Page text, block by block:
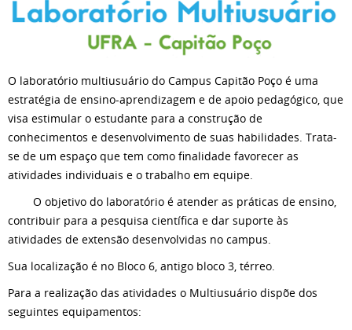
O laboratório multiusuário do Campus Capitão Poço é uma
estratégia de ensino-aprendizagem e de apoio pedagógico, que
visa estimular o estudante para a construção de
conhecimentos e desenvolvimento de suas habilidades. Trata-
se de um espaço que tem como finalidade favorecer as
atividades individuais e o trabalho em equipe.
O objetivo do laboratório é atender as práticas de ensino,
contribuir para a pesquisa científica e dar suporte às
atividades de extensão desenvolvidas no campus.
Sua localização é no Bloco 6, antigo bloco 3, térreo.
Para a realização das atividades o Multiusuário dispõe dos
seguintes equipamentos: